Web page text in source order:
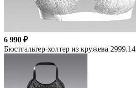
6 990 ₽
Бюстгальтер-холтер из кружева 2999.14